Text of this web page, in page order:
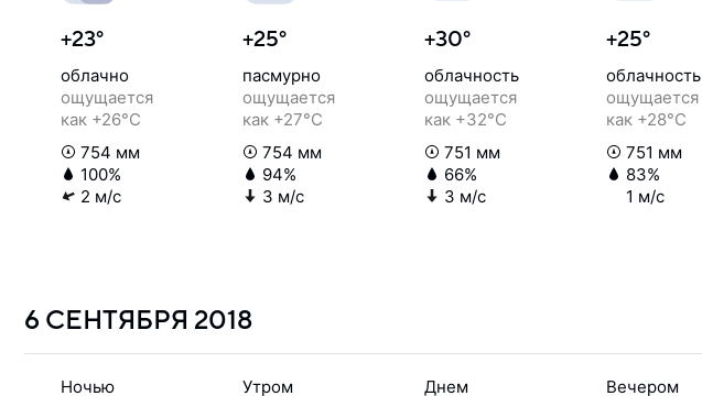
+23°
облачно
ощущается
как +26°C
754 мм
100%
2 м/с
+25°
пасмурно
ощущается
как +27°C
754 мм
94%
3 м/с
+30°
облачность
ощущается
как +32°C
751 мм
66%
3 м/с
+25°
облачность
ощущается
как +28°C
751 мм
83%
1 м/с
6 СЕНТЯБРЯ 2018
Ночью Утром Днем Вечером